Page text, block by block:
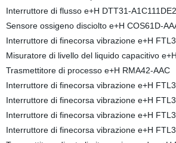
Interruttore di flusso e+H DTT31-
Sensore ossigeno disciolto e+H COS61D-
Interruttore di finecorsa vibrazione e+H
Misuratore di livello del liquido capacitivo
Trasmettitore di processo e+H RMA42-AAC
Interruttore di finecorsa vibrazione e+H
Interruttore di finecorsa vibrazione e+H
Interruttore di finecorsa vibrazione e+H
Interruttore di finecorsa vibrazione e+H